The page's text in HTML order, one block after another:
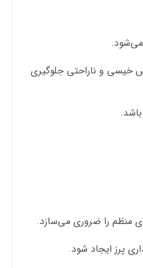
می‌شود.
خیسی و ناراحتی جلوگیری
منظم را ضروری می‌سازد.
پرز ایجاد شود.